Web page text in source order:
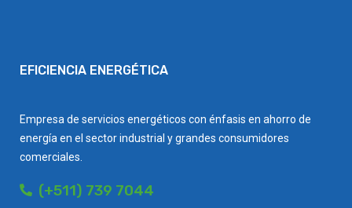
EFICIENCIA ENERGÉTICA
Empresa de servicios energéticos con énfasis en ahorro de
energía en el sector industrial y grandes consumidores
comerciales.
(+511) 739 7044